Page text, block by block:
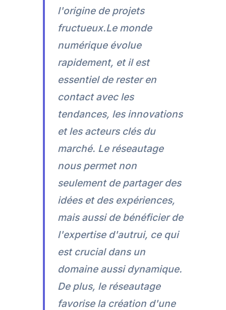
l'origine de projets
fructueux.Le monde
numérique évolue
rapidement, et il est
essentiel de rester en
contact avec les
tendances, les innovations
et les acteurs clés du
marché. Le réseautage
nous permet non
seulement de partager des
idées et des expériences,
mais aussi de bénéficier de
l'expertise d'autrui, ce qui
est crucial dans un
domaine aussi dynamique.
De plus, le réseautage
favorise la création d'une